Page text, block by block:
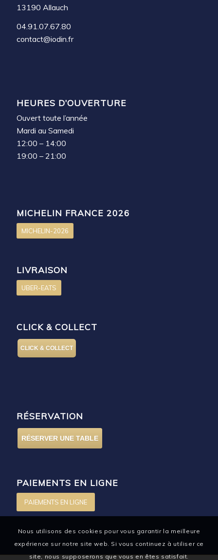
13190 Allauch
04.91.07.67.80
contact@iodin.fr
HEURES D’OUVERTURE
Ouvert toute l’année
Mardi au Samedi
12:00 – 14:00
19:00 – 21:00
MICHELIN FRANCE 2026
MICHELIN-2026
LIVRAISON
UBER-EATS
CLICK & COLLECT
CLICK & COLLECT
RÉSERVATION
RÉSERVER UNE TABLE
PAIEMENTS EN LIGNE
PAIEMENTS EN LIGNE
Nous utilisons des cookies pour vous garantir la meilleure
expérience sur notre site web. Si vous continuez à utiliser ce
site, nous supposerons que vous en êtes satisfait.